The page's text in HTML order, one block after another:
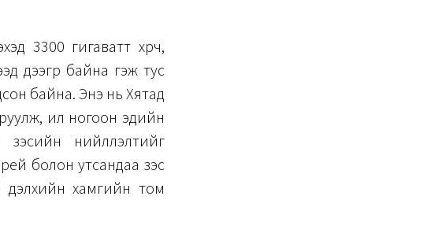
3300 гигаватт хүрч,
дээгүүр байна гэж тус
байна. Энэ нь Хятад
илүү ногоон эдийн
нийлүүлэлтийг
болон утсандаа зэс
дэлхийн хамгийн том